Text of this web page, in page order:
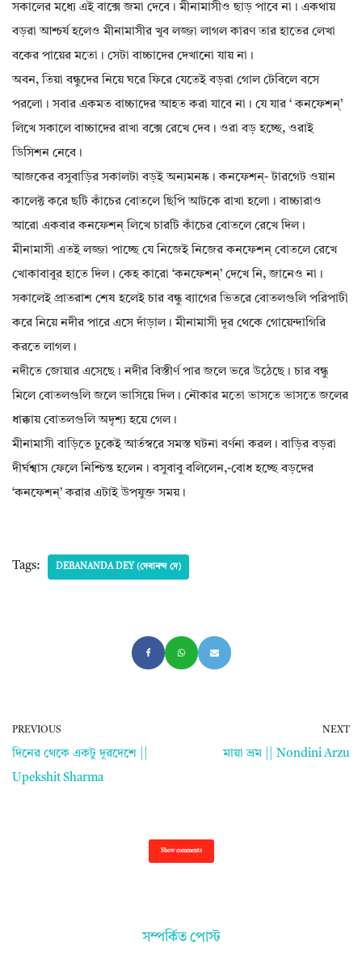
সকালের মধ‍্যে এই বাক্সে জমা দেবে। মীনামাসীও ছাড় পাবে না। একথায়
বড়রা আশ্চর্য হলেও মীনামাসীর খুব লজ্জা লাগল কারণ তার হাতের লেখা
বকের পায়ের মতো। সেটা বাচ্চাদের দেখানো যায় না‌।
অবন, তিয়া বন্ধুদের নিয়ে ঘরে ফিরে যেতেই বড়রা গোল টেবিলে বসে
পরলো। সবার একমত বাচ্চাদের আহত করা যাবে না। যে যার ‘ কনফেশন্’
লিখে সকালে বাচ্চাদের রাখা বক্সে রেখে দেব। ওরা বড় হচ্ছে, ওরাই
ডিসিশন নেবে।
আজকের বসুবাড়ির সকালটা বড়ই অন‍্যমনষ্ক। কনফেশন্- টারগেট ওয়ান
কালেক্ট করে ছটি কাঁচের বোতলে ছিপি আটকে রাখা হলো। বাচ্চারাও
আরো একবার কনফেশন্ লিখে চারটি কাঁচের বোতলে রেখে দিল।
মীনামাসী এতই লজ্জা পাচ্ছে যে নিজেই নিজের কনফেশন্ বোতলে রেখে
খোকাবাবুর হাতে দিল। কেহ কারো ‘কনফেশন্’ দেখে নি, জানেও না।
সকালেই প্রাতরাশ শেষ হলেই চার বন্ধু ব‍্যাগের ভিতরে বোতলগুলি পরিপাটী
করে নিয়ে নদীর পারে এসে দাঁড়াল। মীনামাসী দূর থেকে গোয়েন্দাগিরি
করতে লাগল।
নদীতে জোয়ার এসেছে। নদীর বিস্তীর্ণ পার জলে ভরে উঠেছে। চার বন্ধু
মিলে বোতলগুলি জলে ভাসিয়ে দিল। নৌকার মতো ভাসতে ভাসতে জলের
ধাক্কায় বোতলগুলি অদৃশ্য হয়ে গেল।
মীনামাসী বাড়িতে ঢুকেই আর্তস্বরে সমস্ত ঘটনা বর্ণনা করল। বাড়ির বড়রা
দীর্ঘশ্বাস ফেলে নিশ্চিন্ত হলেন। বসুবাবু বলিলেন,-বোধ হচ্ছে বড়দের
‘কনফেশন্’ করার এটাই উপযুক্ত সময়।
Tags: DEBANANDA DEY (দেবানন্দ দে)
PREVIOUS
দিনের থেকে একটু দূরদেশে ||
Upekshit Sharma
NEXT
মায়া ভ্রম || Nondini Arzu
Show comments
সম্পর্কিত পোস্ট